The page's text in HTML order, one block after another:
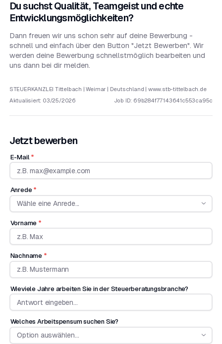
Du suchst Qualität, Teamgeist und echte
Entwicklungsmöglichkeiten?
Dann freuen wir uns schon sehr auf deine Bewerbung -
schnell und einfach über den Button "Jetzt Bewerben". Wir
werden deine Bewerbung schnellstmöglich bearbeiten und
uns dann bei dir melden.
STEUERKANZLEI Tittelbach | Weimar | Deutschland | www.stb-tittelbach.de
Aktualisiert: 03/25/2026 Job ID: 69b284f77143641c553ca95c
Jetzt bewerben
E-Mail *
Anrede *
Wähle eine Anrede...
Vorname *
Nachname *
Wieviele Jahre arbeiten Sie in der Steuerberatungsbranche?
Welches Arbeitspensum suchen Sie?
Option auswählen...